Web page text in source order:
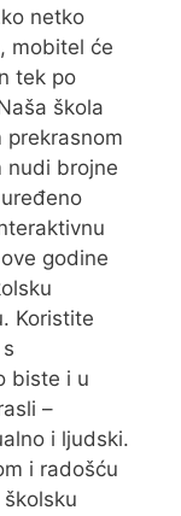
netko
mobitel će
tek po
škola
prekrasnom
nudi brojne
godine
Koristite
biste i u
–
i ljudski.
i radošću